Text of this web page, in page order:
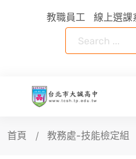
教職員工 線上選課
首頁 教務處-技能檢定組